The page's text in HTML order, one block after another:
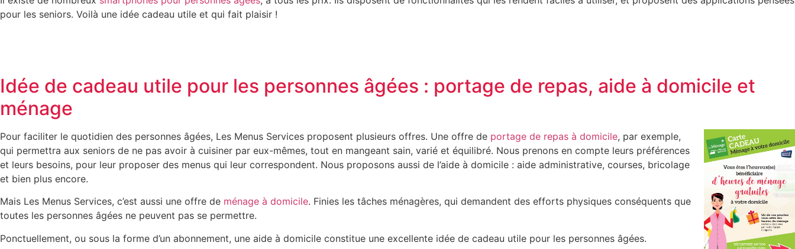
pour les seniors. Voilà une idée cadeau utile et qui fait plaisir !
Idée de cadeau utile pour les personnes âgées : portage de repas, aide à domicile et
ménage
Pour faciliter le quotidien des personnes âgées, Les Menus Services proposent plusieurs offres. Une offre de portage de repas à domicile, par exemple,
qui permettra aux seniors de ne pas avoir à cuisiner par eux-mêmes, tout en mangeant sain, varié et équilibré. Nous prenons en compte leurs préférences
et leurs besoins, pour leur proposer des menus qui leur correspondent. Nous proposons aussi de l’aide à domicile : aide administrative, courses, bricolage
et bien plus encore.
Mais Les Menus Services, c’est aussi une offre de ménage à domicile. Finies les tâches ménagères, qui demandent des efforts physiques conséquents que
toutes les personnes âgées ne peuvent pas se permettre.
Ponctuellement, ou sous la forme d’un abonnement, une aide à domicile constitue une excellente idée de cadeau utile pour les personnes âgées.